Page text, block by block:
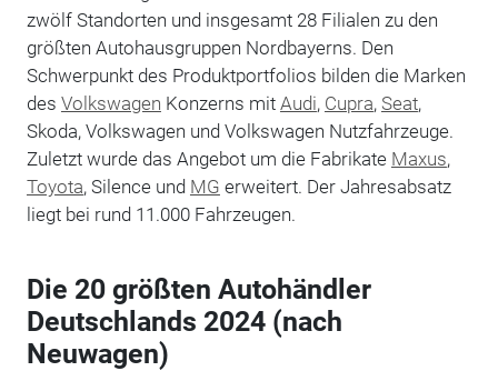
zwölf Standorten und insgesamt 28 Filialen zu den
größten Autohausgruppen Nordbayerns. Den
Schwerpunkt des Produktportfolios bilden die Marken
des Volkswagen Konzerns mit Audi, Cupra, Seat,
Skoda, Volkswagen und Volkswagen Nutzfahrzeuge.
Zuletzt wurde das Angebot um die Fabrikate Maxus,
Toyota, Silence und MG erweitert. Der Jahresabsatz
liegt bei rund 11.000 Fahrzeugen.
Die 20 größten Autohändler
Deutschlands 2024 (nach
Neuwagen)